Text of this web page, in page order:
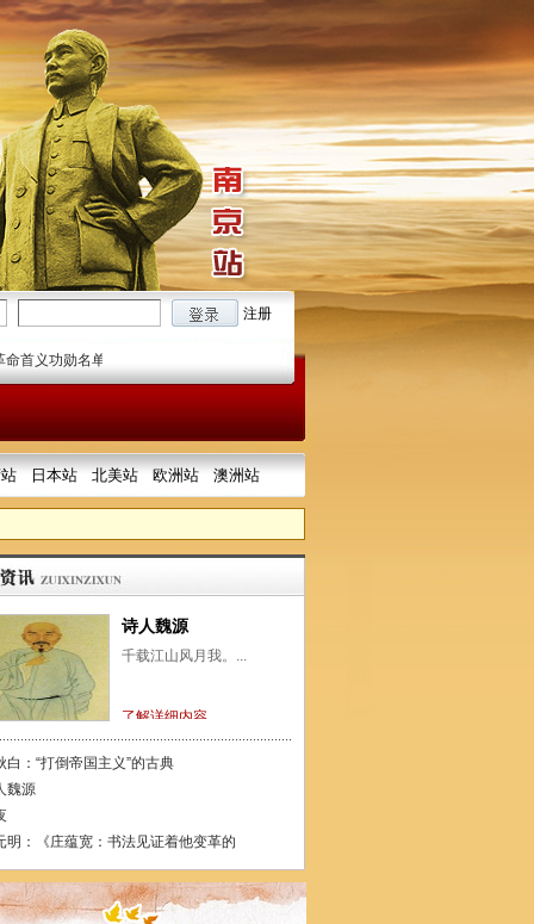
注册
勋名单 2021/03/16 纪念孙中山先生逝世96周年：伟人说中国文化
日本站 北美站 欧洲站 澳洲站
诗人魏源
千载江山风月我。...
了解详细内容
白：“打倒帝国主义”的古典
魏源
明：《庄蕴宽：书法见证着他变革的